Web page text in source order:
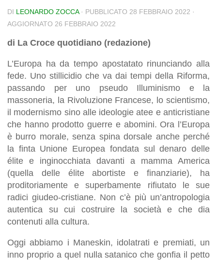
DI LEONARDO ZOCCA · PUBBLICATO 28 FEBBRAIO 2022 ·
AGGIORNATO 26 FEBBRAIO 2022
di La Croce quotidiano (redazione)
L’Europa ha da tempo apostatato rinunciando alla
fede. Uno stillicidio che va dai tempi della Riforma,
passando per uno pseudo Illuminismo e la
massoneria, la Rivoluzione Francese, lo scientismo,
il modernismo sino alle ideologie atee e anticristiane
che hanno prodotto guerre e abomini. Ora l’Europa
è burro morale, senza spina dorsale anche perché
la finta Unione Europea fondata sul denaro delle
élite e inginocchiata davanti a mamma America
(quella delle élite abortiste e finanziarie), ha
proditoriamente e superbamente rifiutato le sue
radici giudeo-cristiane. Non c’è più un’antropologia
autentica su cui costruire la società e che dia
contenuti alla cultura.
Oggi abbiamo i Maneskin, idolatrati e premiati, un
inno proprio a quel nulla satanico che gonfia il petto